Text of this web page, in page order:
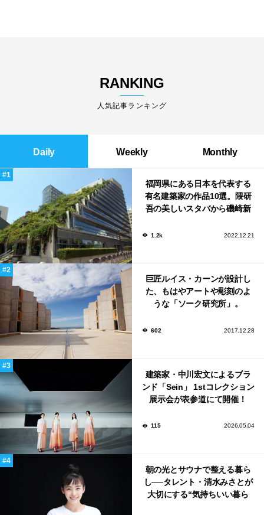
RANKING
人気記事ランキング
Daily Weekly Monthly
福岡県にある日本を代表する
有名建築家の作品10選。隈研
吾の美しいスタバから磯崎新
1.2k 2022.12.21
巨匠ルイス・カーンが設計し
た、もはやアートや彫刻のよ
うな「ソーク研究所」。
602 2017.12.28
建築家・中川宏文によるブラ
ンド「Sein」 1stコレクション
展示会が表参道にて開催！
115 2026.05.04
朝の光とサウナで整える暮ら
し──タレント・清水みさとが
大切にする“気持ちいい暮ら